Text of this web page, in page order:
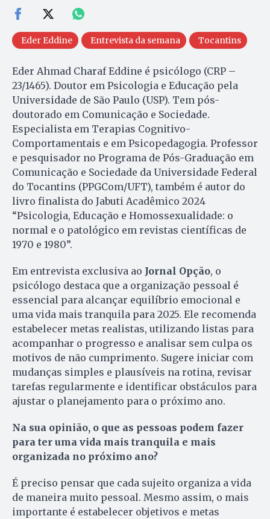
Eder Eddine Entrevista da semana Tocantins
Eder Ahmad Charaf Eddine é psicólogo (CRP –
23/1465). Doutor em Psicologia e Educação pela
Universidade de São Paulo (USP). Tem pós-
doutorado em Comunicação e Sociedade.
Especialista em Terapias Cognitivo-
Comportamentais e em Psicopedagogia. Professor
e pesquisador no Programa de Pós-Graduação em
Comunicação e Sociedade da Universidade Federal
do Tocantins (PPGCom/UFT), também é autor do
livro finalista do Jabuti Acadêmico 2024
“Psicologia, Educação e Homossexualidade: o
normal e o patológico em revistas científicas de
1970 e 1980”.
Em entrevista exclusiva ao Jornal Opção, o
psicólogo destaca que a organização pessoal é
essencial para alcançar equilíbrio emocional e
uma vida mais tranquila para 2025. Ele recomenda
estabelecer metas realistas, utilizando listas para
acompanhar o progresso e analisar sem culpa os
motivos de não cumprimento. Sugere iniciar com
mudanças simples e plausíveis na rotina, revisar
tarefas regularmente e identificar obstáculos para
ajustar o planejamento para o próximo ano.
Na sua opinião, o que as pessoas podem fazer
para ter uma vida mais tranquila e mais
organizada no próximo ano?
É preciso pensar que cada sujeito organiza a vida
de maneira muito pessoal. Mesmo assim, o mais
importante é estabelecer objetivos e metas